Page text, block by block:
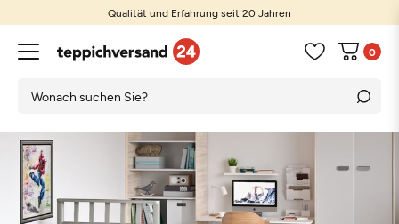
Qualität und Erfahrung seit 20 Jahren
0